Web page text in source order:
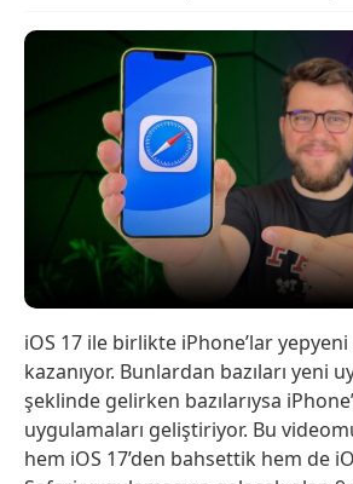
iOS 17 ile birlikte iPhone’lar
kazanıyor. Bunlardan bazıları yeni
şeklinde gelirken bazılarıysa
uygulamaları geliştiriyor. Bu
hem iOS 17’den bahsettik hem de